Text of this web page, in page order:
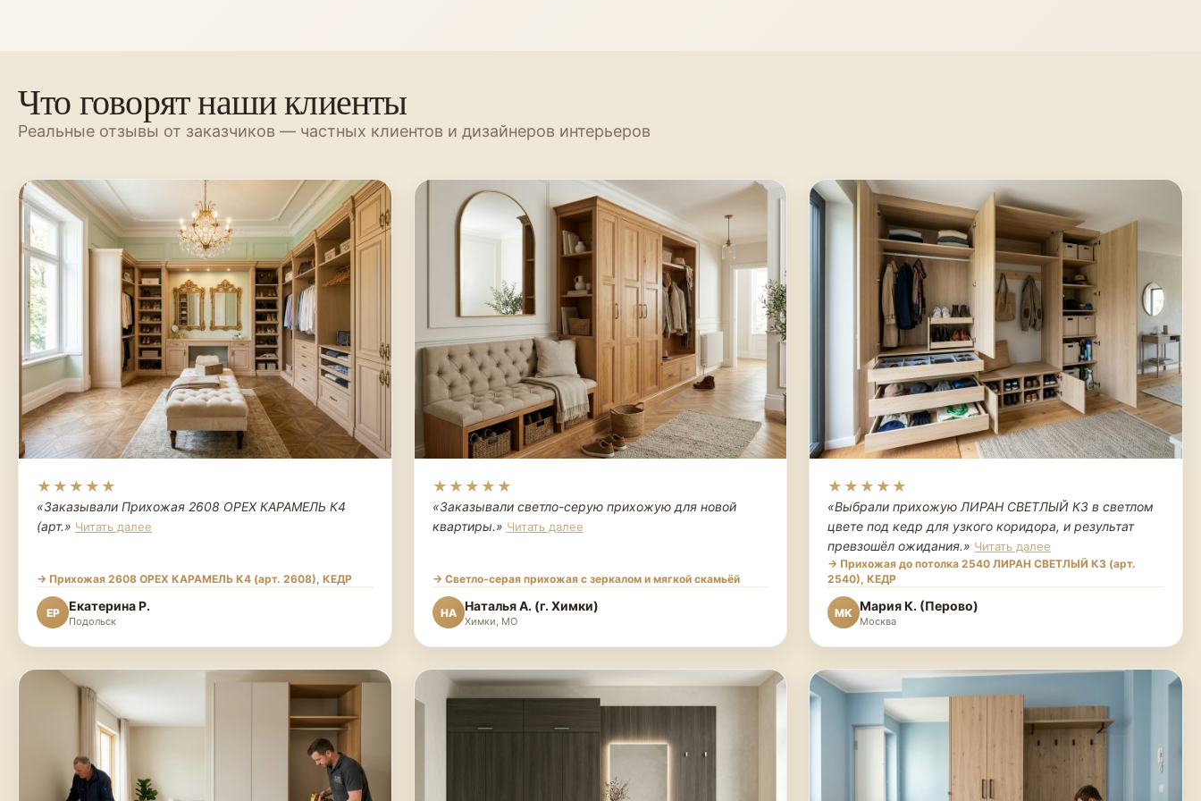
Что говорят наши клиенты
Реальные отзывы от заказчиков — частных клиентов и дизайнеров интерьеров
★★★★★
«Заказывали Прихожая 2608 ОРЕХ КАРАМЕЛЬ К4
(арт.» Читать далее
→ Прихожая 2608 ОРЕХ КАРАМЕЛЬ К4 (арт. 2608), КЕДР
ЕР Екатерина Р.
Подольск
★★★★★
«Заказывали светло-серую прихожую для новой
квартиры.» Читать далее
→ Светло-серая прихожая с зеркалом и мягкой скамьёй
НА Наталья А. (г. Химки)
Химки, МО
★★★★★
«Выбрали прихожую ЛИРАН СВЕТЛЫЙ К3 в светлом
цвете под кедр для узкого коридора, и результат
превзошёл ожидания.» Читать далее
→ Прихожая до потолка 2540 ЛИРАН СВЕТЛЫЙ К3 (арт.
2540), КЕДР
МК Мария К. (Перово)
Москва